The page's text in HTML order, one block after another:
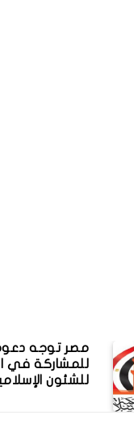
مصر توجه
للمشاركة في
للشئون